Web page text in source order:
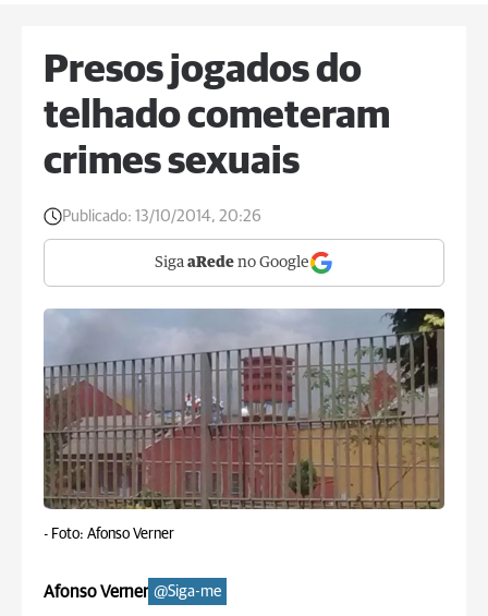
Presos jogados do
telhado cometeram
crimes sexuais
Publicado: 13/10/2014, 20:26
Siga aRede no Google
- Foto: Afonso Verner
Afonso Verner @Siga-me